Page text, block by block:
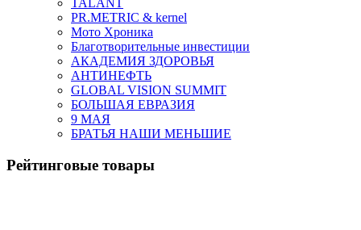
TALANT
PR.METRIC & kernel
Мото Хроника
Благотворительные инвестиции
АКАДЕМИЯ ЗДОРОВЬЯ
АНТИНЕФТЬ
GLOBAL VISION SUMMIT
БОЛЬШАЯ ЕВРАЗИЯ
9 МАЯ
БРАТЬЯ НАШИ МЕНЬШИЕ
Рейтинговые товары